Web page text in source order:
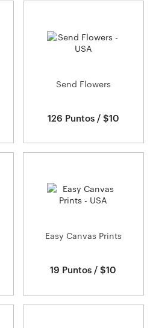
Send Flowers
126 Puntos / $10
Easy Canvas Prints
19 Puntos / $10